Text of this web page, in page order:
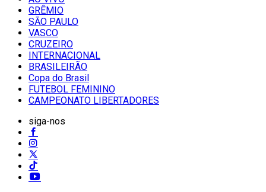
GRÊMIO
SĀO PAULO
VASCO
CRUZEIRO
INTERNACIONAL
BRASILEIRÃO
Copa do Brasil
FUTEBOL FEMININO
CAMPEONATO LIBERTADORES
siga-nos